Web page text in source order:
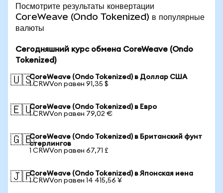
Посмотрите результаты конвертации
CoreWeave (Ondo Tokenized) в популярные
валюты
Сегодняшний курс обмена CoreWeave (Ondo
Tokenized)
🇺🇸CoreWeave (Ondo Tokenized) в Доллар США
1 CRWVon равен 91,35 $
🇪🇺CoreWeave (Ondo Tokenized) в Евро
1 CRWVon равен 79,02 €
🇬🇧CoreWeave (Ondo Tokenized) в Британский фунт
стерлингов
1 CRWVon равен 67,71 £
🇯🇵CoreWeave (Ondo Tokenized) в Японская иена
1 CRWVon равен 14 415,56 ¥